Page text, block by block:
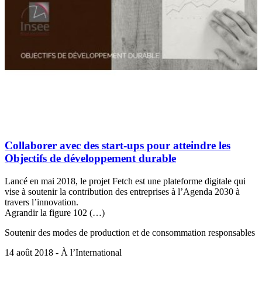
Collaborer avec des start-ups pour atteindre les
Objectifs de développement durable
Lancé en mai 2018, le projet Fetch est une plateforme digitale qui
vise à soutenir la contribution des entreprises à l’Agenda 2030 à
travers l’innovation.
Agrandir la figure 102 (…)
Soutenir des modes de production et de consommation responsables
14 août 2018 - À l’International